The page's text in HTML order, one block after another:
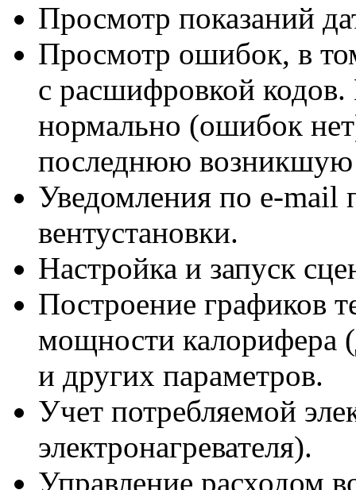
Просмотр показаний
Просмотр ошибок, в
с расшифровкой кодов.
нормально (ошибок
последнюю
Уведомления по e-mail
вентустановки.
Настройка и запуск
Построение графиков
мощности калорифера
и других параметров.
Учет потребляемой
электронагревателя).
Управление расходом